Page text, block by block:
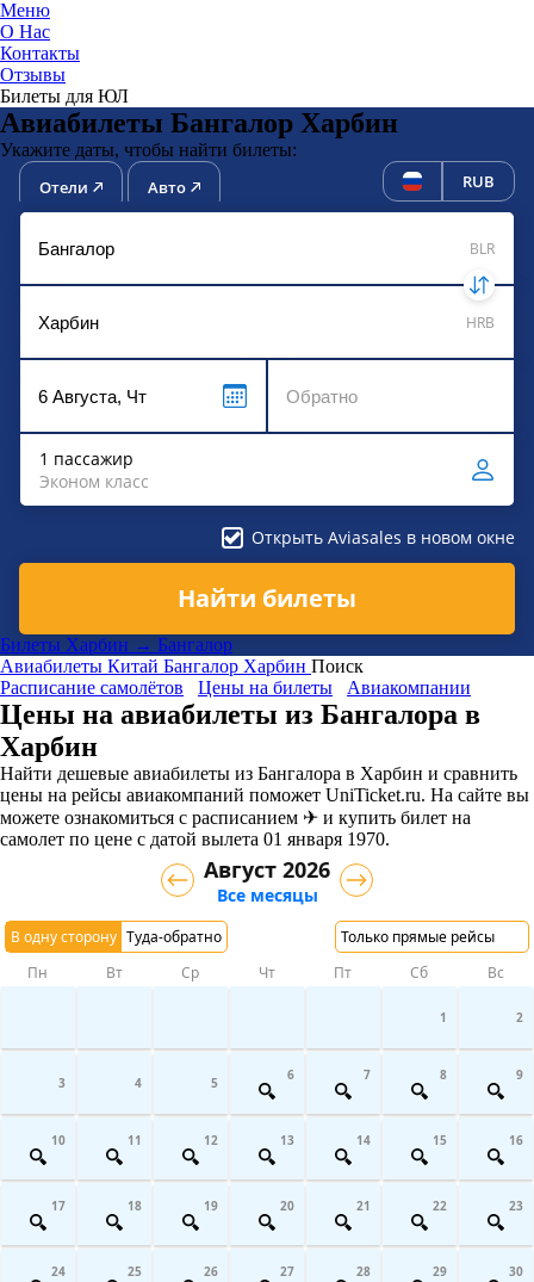
Меню
О Нас
Контакты
Отзывы
Билеты для ЮЛ
Авиабилеты Бангалор Харбин
Укажите даты, чтобы найти билеты:
Отели Авто RUB
BLR
HRB
1 пассажир
Эконом класс
Открыть Aviasales в новом окне
Найти билеты
Билеты Харбин → Бангалор
Авиабилеты Китай Бангалор Харбин Поиск
Расписание самолётов
Цены на билеты Авиакомпании
Цены на авиабилеты из Бангалора в
Харбин
Найти дешевые авиабилеты из Бангалора в Харбин и сравнить
цены на рейсы авиакомпаний поможет UniTicket.ru. На сайте вы
можете ознакомиться с расписанием ✈ и купить билет на
самолет по цене с датой вылета 01 января 1970.
В одну сторону Туда-обратно Только прямые рейсы
Август 2026
Все месяцы
Пн Вт Ср Чт Пт Сб Вс
1 2
3 4 5 6 7 8 9
10 11 12 13 14 15 16
17 18 19 20 21 22 23
24 25 26 27 28 29 30